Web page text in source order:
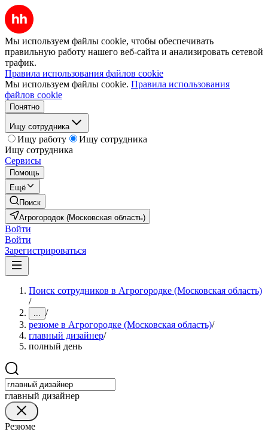
Мы используем файлы cookie, чтобы обеспечивать
правильную работу нашего веб-сайта и анализировать сетевой
трафик.
Правила использования файлов cookie
Мы используем файлы cookie. Правила использования
файлов cookie
Понятно
Ищу сотрудника
Ищу работу
Ищу сотрудника
Ищу сотрудника
Сервисы
Помощь
Ещё
Поиск
Агрогородок (Московская область)
Войти
Войти
Зарегистрироваться
Поиск сотрудников в Агрогородке (Московская область)
/
... /
резюме в Агрогородке (Московская область)/
главный дизайнер/
полный день
главный дизайнер
Резюме